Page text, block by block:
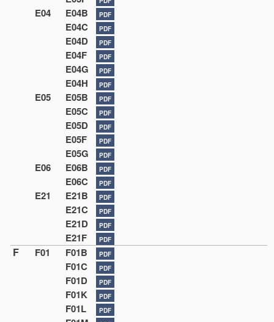
E04 E04B PDF
E04C PDF
E04D PDF
E04F PDF
E04G PDF
E04H PDF
E05 E05B PDF
E05C PDF
E05D PDF
E05F PDF
E05G PDF
E06 E06B PDF
E06C PDF
E21 E21B PDF
E21C PDF
E21D PDF
E21F PDF
F F01 F01B PDF
F01C PDF
F01D PDF
F01K PDF
F01L PDF